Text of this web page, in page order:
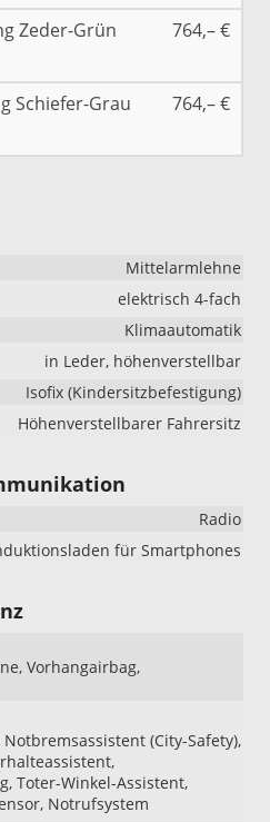
Zeder-Grün
764,– €
Schiefer-Grau
764,– €
Mittelarmlehne
elektrisch 4-fach
Klimaautomatik
in Leder, höhenverstellbar
Isofix (Kindersitzbefestigung)
Höhenverstellbarer Fahrersitz
Radio
für Smartphones
Vorhangairbag,
(City-Safety),
Toter-Winkel-Assistent,
Notrufsystem